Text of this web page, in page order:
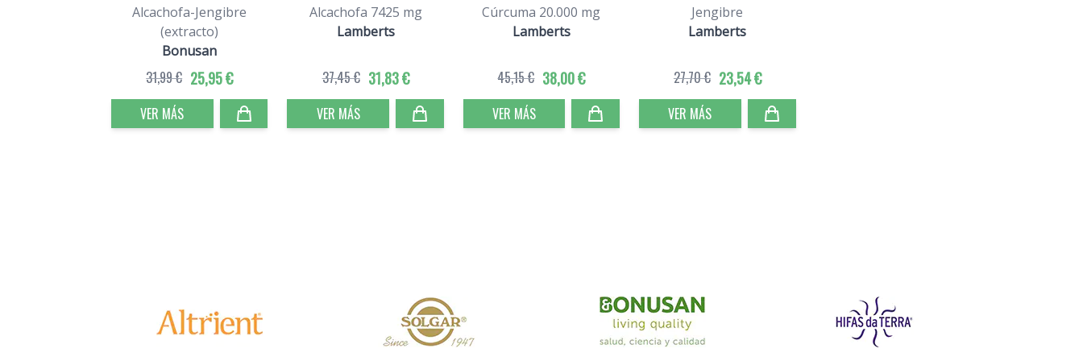
Alcachofa-Jengibre
(extracto)
Bonusan
25,95 €
31,99 €
VER MÁS
Alcachofa 7425 mg
Lamberts
31,83 €
37,45 €
VER MÁS
Cúrcuma 20.000 mg
Lamberts
38,00 €
45,15 €
VER MÁS
Jengibre
Lamberts
23,54 €
27,70 €
VER MÁS